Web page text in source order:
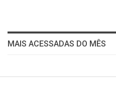
MAIS ACESSADAS DO MÊS